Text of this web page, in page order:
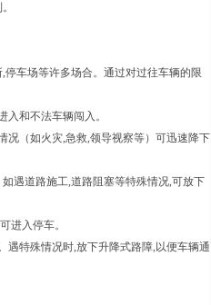
,停车场等许多场合。通过对过往车辆的限
入和不法车辆闯入。
况（如火灾,急救,领导视察等）可迅速降下
遇道路施工,道路阻塞等特殊情况,可放下
进入停车。
遇特殊情况时,放下升降式路障, 以便车辆通